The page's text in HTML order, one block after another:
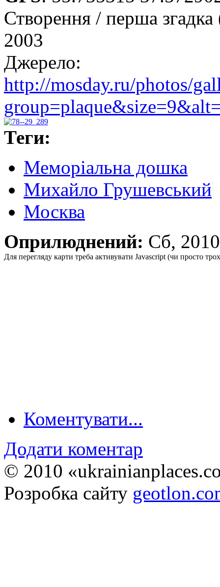
Створення / перша
2003
Джерело:
http://mosday.ru/photos/
Теги:
Меморіальна дошка
Михайло Грушевський
Москва
Оприлюднений: Сб,
Для перегляду карти треба активувати Javascript (чи просто
Коментувати...
Додати коментар
© 2010
Розробка сайту